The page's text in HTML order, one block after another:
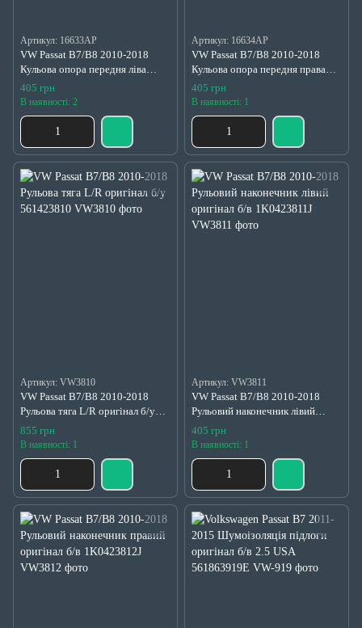
Артикул: 16633AP
VW Passat B7/B8 2010-2018
Кульова опора передня ліва
16633AP
405 грн
В наявності: 2
Артикул: 16634AP
VW Passat B7/B8 2010-2018
Кульова опора передня права
16634AP
405 грн
В наявності: 1
Артикул: VW3810
VW Passat B7/B8 2010-2018
Рульова тяга L/R оригінал б/у
561423810
855 грн
В наявності: 1
Артикул: VW3811
VW Passat B7/B8 2010-2018
Рульовий наконечник лівий
оригінал б/в 1K0423811J
405 грн
В наявності: 1